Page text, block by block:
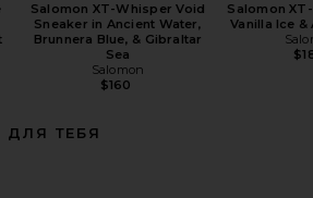
Salomon XT-Whisper Void
Sneaker in Ancient Water,
Brunnera Blue, & Gibraltar
Sea
Salomon
$160
Salomon
Vanilla Ice
ДЛЯ ТЕБЯ